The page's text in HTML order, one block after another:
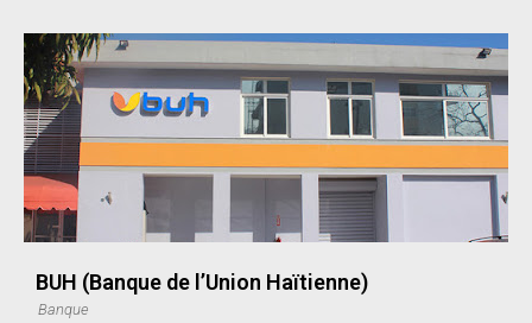
BUH (Banque de l’Union Haïtienne)
Banque